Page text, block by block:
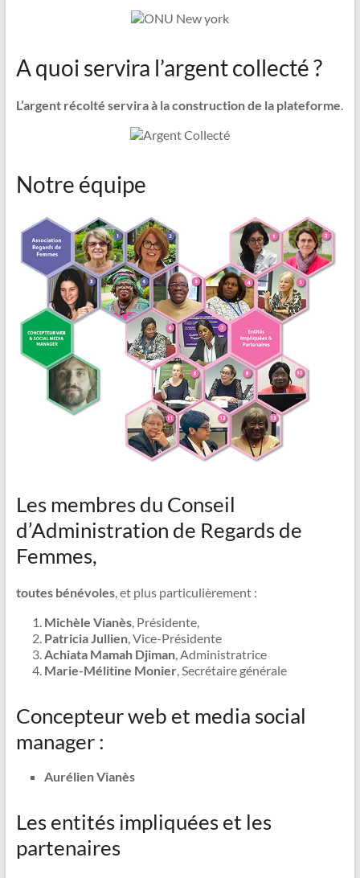
A quoi servira l’argent collecté ?
L’argent récolté servira à la construction de la plateforme.
Notre équipe
Les membres du Conseil
d’Administration de Regards de
Femmes,
toutes bénévoles, et plus particulièrement :
Michèle Vianès, Présidente,
Patricia Jullien, Vice-Présidente
Achiata Mamah Djiman, Administratrice
Marie-Mélitine Monier, Secrétaire générale
Concepteur web et media social
manager :
Aurélien Vianès
Les entités impliquées et les
partenaires